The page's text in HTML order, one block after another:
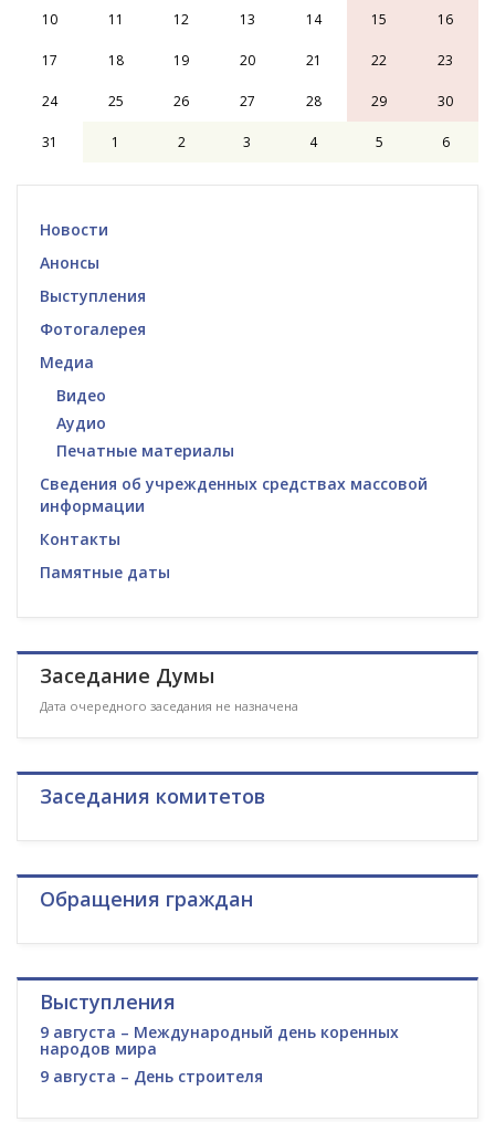
10 11 12 13 14 15 16
17 18 19 20 21 22 23
24 25 26 27 28 29 30
31 1 2 3 4 5 6
Новости
Анонсы
Выступления
Фотогалерея
Медиа
Видео
Аудио
Печатные материалы
Сведения об учрежденных средствах массовой
информации
Контакты
Памятные даты
Заседание Думы
Дата очередного заседания не назначена
Заседания комитетов
Обращения граждан
Выступления
9 августа – Международный день коренных
народов мира
9 августа – День строителя